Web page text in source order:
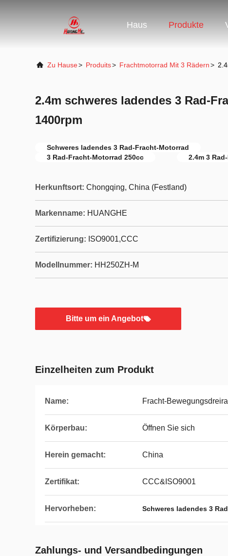
Haus Produkte
Zu Hause> Produits> Frachtmotorrad Mit 3 Rädern>
2.4m schweres ladendes 3 Rad-
1400rpm
Schweres ladendes 3 Rad-Fracht-Motorrad
3 Rad-Fracht-Motorrad 250cc
2.4m 3
Herkunftsort: Chongqing, China (Festland)
Markenname: HUANGHE
Zertifizierung: ISO9001,CCC
Modellnummer: HH250ZH-M
Bitte um ein Angebot
Einzelheiten zum Produkt
Name: Fracht-
Körperbau: Öffnen Sie sich
Herein gemacht: China
Zertifikat: CCC&ISO9001
Hervorheben: Schweres ladendes 3
Zahlungs- und Versandbedingungen